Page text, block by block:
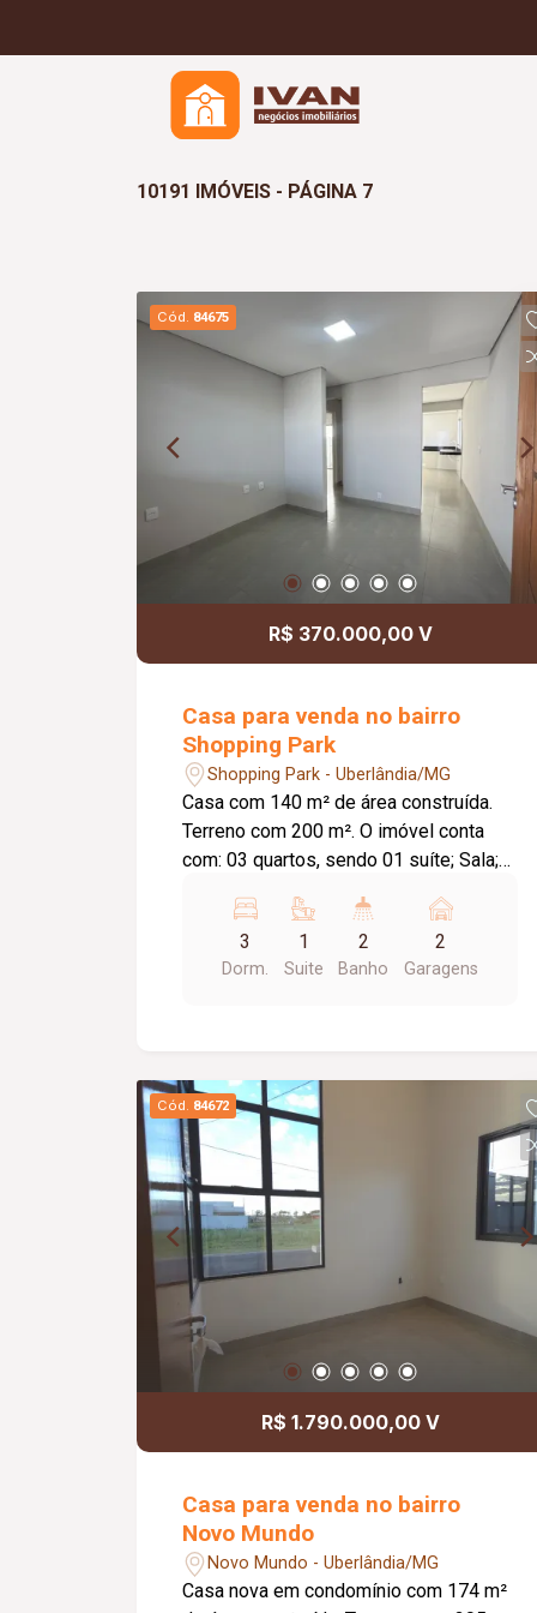
10191 IMÓVEIS - PÁGINA 7
Cód. 84675
R$ 370.000,00 V
Casa para venda no bairro
Shopping Park
Shopping Park - Uberlândia/MG
Casa com 140 m² de área construída.
Terreno com 200 m². O imóvel conta
com: 03 quartos, sendo 01 suíte; Sala;
Jardim de inverno; Varanda gourmet em
`L`; Lavanderia independente e coberta;
Diferenciais: Imóvel recém-reformado,
distribuídos, proporcionando conforto e
praticidade. Informações
complementares: Valor de venda: R$
370.000,00.
3
Dorm.
1
Suite
2
Banho
2
Garagens
Cód. 84672
R$ 1.790.000,00 V
Casa para venda no bairro
Novo Mundo
Novo Mundo - Uberlândia/MG
Casa nova em condomínio com 174 m²